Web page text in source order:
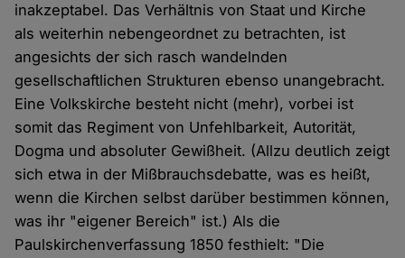
inakzeptabel. Das Verhältnis von Staat und Kirche
als weiterhin nebengeordnet zu betrachten, ist
angesichts der sich rasch wandelnden
gesellschaftlichen Strukturen ebenso unangebracht.
Eine Volkskirche besteht nicht (mehr), vorbei ist
somit das Regiment von Unfehlbarkeit, Autorität,
Dogma und absoluter Gewißheit. (Allzu deutlich zeigt
sich etwa in der Mißbrauchsdebatte, was es heißt,
wenn die Kirchen selbst darüber bestimmen können,
was ihr "eigener Bereich" ist.) Als die
Paulskirchenverfassung 1850 festhielt: "Die